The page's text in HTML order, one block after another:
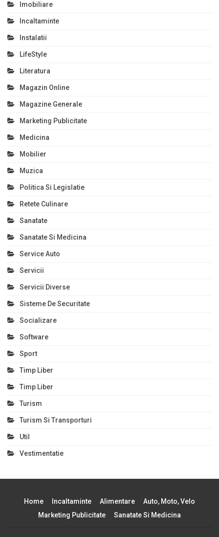
Imobiliare
Incaltaminte
Instalatii
LifeStyle
Literatura
Magazin Online
Magazine Generale
Marketing Publicitate
Medicina
Mobilier
Muzica
Politica Si Legislatie
Retete Culinare
Sanatate
Sanatate Si Medicina
Service Auto
Servicii
Servicii Diverse
Sisteme De Securitate
Socializare
Software
Sport
Timp Liber
Timp Liber
Turism
Turism Si Transporturi
Util
Vestimentatie
Home Incaltaminte Alimentare
Auto, Moto, Velo
Marketing Publicitate
Sanatate Si Medicina